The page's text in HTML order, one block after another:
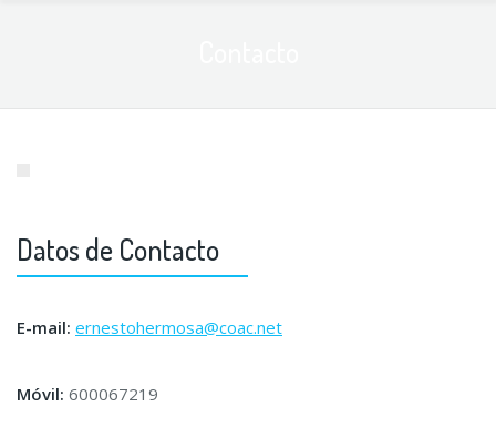
Datos de Contacto
E-mail: ernestohermosa@coac.net
Móvil: 600067219